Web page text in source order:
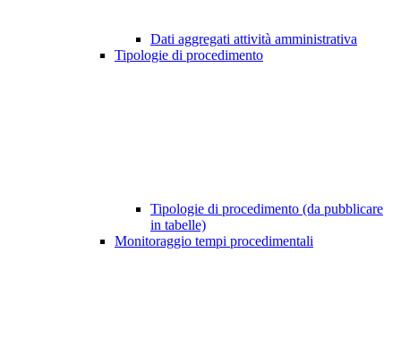
Dati aggregati attività amministrativa
Tipologie di procedimento
Tipologie di procedimento (da pubblicare
in tabelle)
Monitoraggio tempi procedimentali